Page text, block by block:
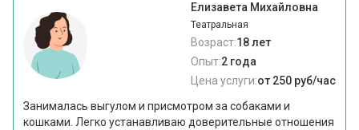
Елизавета Михайловна
Театральная
Возраст:18 лет
Опыт:2 года
Цена услуги:от 250 руб/час
Занималась выгулом и присмотром за собаками и
кошками. Легко устанавливаю доверительные отношения